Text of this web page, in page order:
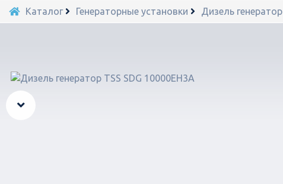
Каталог Генераторные установки Дизель генератор